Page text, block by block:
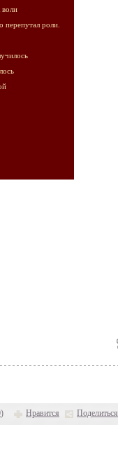
) Нравится Поделиться
воли
перепутал роли.